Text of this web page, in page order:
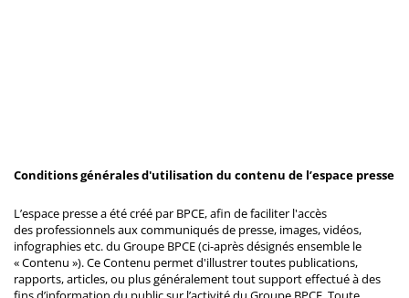
Conditions générales d'utilisation du contenu de l’espace presse
L’espace presse a été créé par BPCE, afin de faciliter l'accès
des professionnels aux communiqués de presse, images, vidéos,
infographies etc. du Groupe BPCE (ci-après désignés ensemble le
« Contenu »). Ce Contenu permet d'illustrer toutes publications,
rapports, articles, ou plus généralement tout support effectué à des